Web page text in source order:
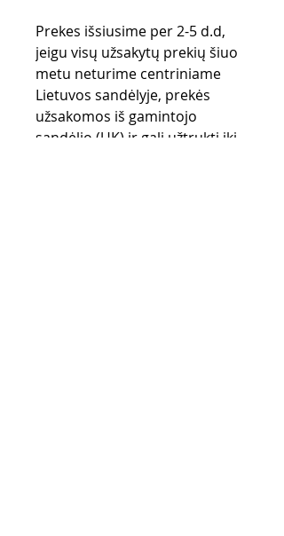
Prekes išsiusime per 2-5 d.d,
jeigu visų užsakytų prekių šiuo
metu neturime centriniame
Lietuvos sandėlyje, prekės
užsakomos iš gamintojo
sandėlio (UK) ir gali užtrukti iki